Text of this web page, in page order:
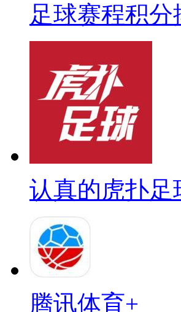
足球赛程积分
认真的虎扑足
腾讯体育+